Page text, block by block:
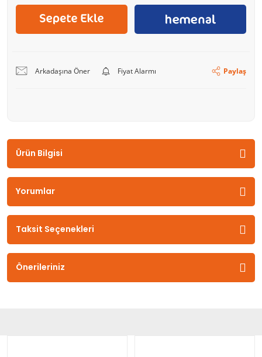
Arkadaşına Öner Fiyat Alarmı Paylaş
Ürün Bilgisi
Yorumlar
Taksit Seçenekleri
Önerileriniz